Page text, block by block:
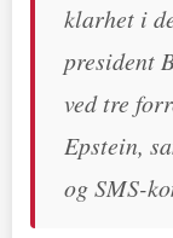
klarhet i
president
ved tre
Epstein,
og SMS-